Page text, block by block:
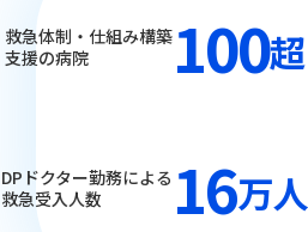
救急体制・仕組み構築
支援の病院
100超
DPドクター勤務による
救急受入人数
16万人